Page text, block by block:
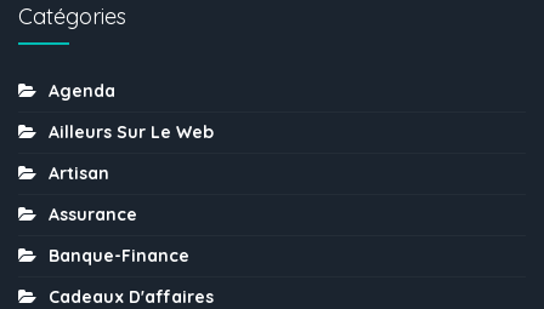
Catégories
Agenda
Ailleurs Sur Le Web
Artisan
Assurance
Banque-Finance
Cadeaux D'affaires